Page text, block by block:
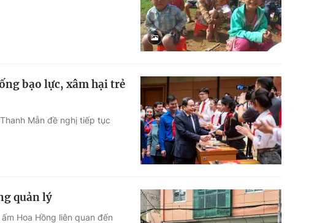
bạo lực, xâm hại trẻ
Mẫn đề nghị tiếp tục
quản lý
Hoa Hồng liên quan đến